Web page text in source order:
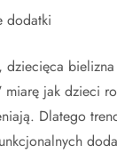
dodatki
jak dzieci
Dlatego